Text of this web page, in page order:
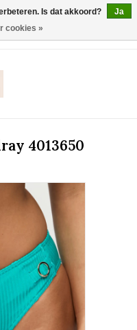
4013650
Is dat akkoord?
Ja
cookies »
EU maten. .